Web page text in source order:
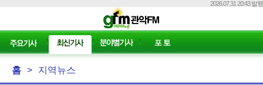
2026.07.31 20:43 발행
홈 > 지역뉴스